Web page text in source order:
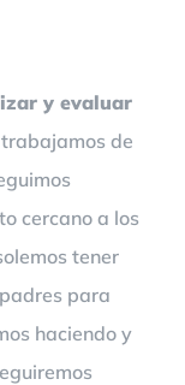
y evaluar
de
cercano a los
tener
para
haciendo y